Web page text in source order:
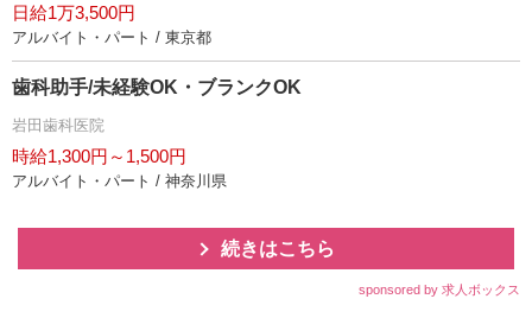
日給1万3,500円
アルバイト・パート / 東京都
歯科助手/未経験OK・ブランクOK
田歯科医院
時給1,300円～1,500円
アルバイト・パート / 神奈川県
続きはこちら
sponsored by 求人ボックス